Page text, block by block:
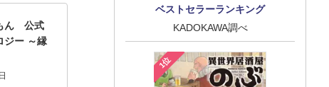
ん 公式
ジー ～縁
ベストセラーランキング
KADOKAWA調べ
1位